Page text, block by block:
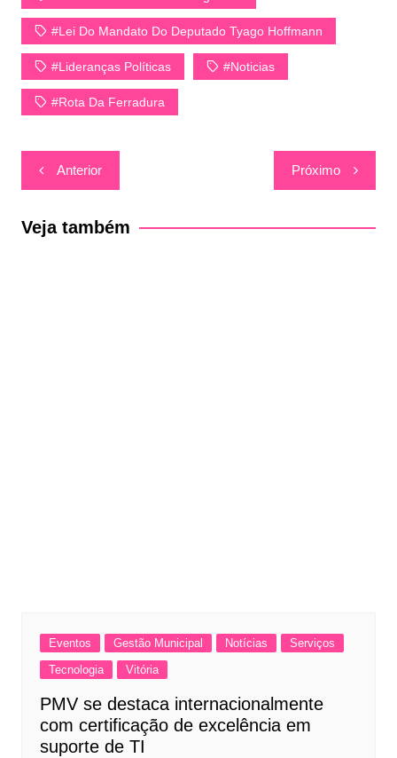
#Lei Do Mandato Do Deputado Tyago Hoffmann
#lideranças Políticas #Noticias
#Rota Da Ferradura
Navegação
de
Post
Anterior Próximo
Veja também
Eventos Gestão Municipal Notícias
Serviços
Tecnologia
Vitória
PMV se destaca internacionalmente
com certificação de excelência em
suporte de TI